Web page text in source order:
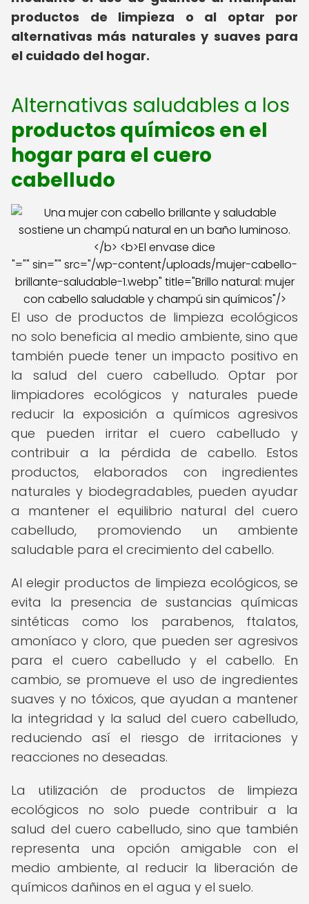
productos de limpieza o al optar por
alternativas más naturales y suaves para
el cuidado del hogar.
Alternativas saludables a los
productos químicos en el
hogar para el cuero
cabelludo
"="" sin="" src="/wp-content/uploads/mujer-cabello-
brillante-saludable-1.webp" title="Brillo natural: mujer
con cabello saludable y champú sin químicos"/>
El uso de productos de limpieza ecológicos
no solo beneficia al medio ambiente, sino que
también puede tener un impacto positivo en
la salud del cuero cabelludo. Optar por
limpiadores ecológicos y naturales puede
reducir la exposición a químicos agresivos
que pueden irritar el cuero cabelludo y
contribuir a la pérdida de cabello. Estos
productos, elaborados con ingredientes
naturales y biodegradables, pueden ayudar
a mantener el equilibrio natural del cuero
cabelludo, promoviendo un ambiente
saludable para el crecimiento del cabello.
Al elegir productos de limpieza ecológicos, se
evita la presencia de sustancias químicas
sintéticas como los parabenos, ftalatos,
amoníaco y cloro, que pueden ser agresivos
para el cuero cabelludo y el cabello. En
cambio, se promueve el uso de ingredientes
suaves y no tóxicos, que ayudan a mantener
la integridad y la salud del cuero cabelludo,
reduciendo así el riesgo de irritaciones y
reacciones no deseadas.
La utilización de productos de limpieza
ecológicos no solo puede contribuir a la
salud del cuero cabelludo, sino que también
representa una opción amigable con el
medio ambiente, al reducir la liberación de
químicos dañinos en el agua y el suelo.